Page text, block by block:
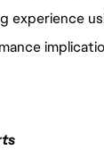
experience